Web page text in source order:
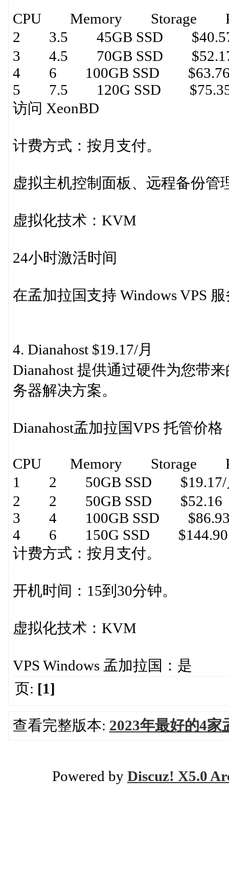
CPU Memory Storage
2 3.5 45GB SSD
3 4.5 70GB SSD
4 6 100GB SSD
5 7.5 120G SSD
访问 XeonBD
计费方式：按月支付。
虚拟主机控制面板、远程备份管
虚拟化技术：KVM
24小时激活时间
在孟加拉国支持 Windows VPS
4. Dianahost $19.17/月
Dianahost 提供通过硬件为您带
务器解决方案。
Dianahost孟加拉国VPS 托管价格
CPU Memory Storage
1 2 50GB SSD $19.17/
2 2 50GB SSD $52.16
3 4 100GB SSD
4 6 150G SSD $144.90
计费方式：按月支付。
开机时间：15到30分钟。
虚拟化技术：KVM
VPS Windows 孟加拉国：是
页: [1]
查看完整版本: 2023年最好的4家
Powered by Discuz! X5.0